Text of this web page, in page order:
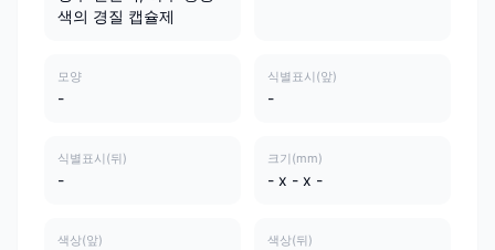
색의 경질 캡슐제
모양
-
식별표시(앞)
-
식별표시(뒤)
-
크기(mm)
- x - x -
색상(앞) 색상(뒤)